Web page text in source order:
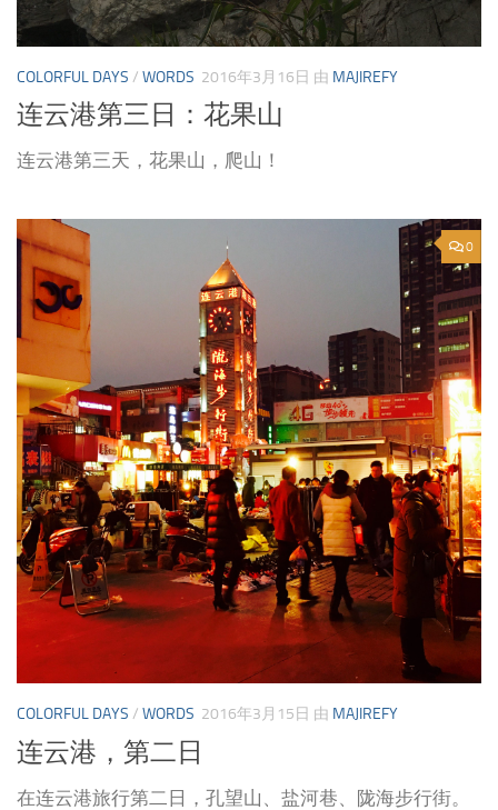
COLORFUL DAYS / WORDS 2016年3月16日 由 MAJIREFY
连云港第三日：花果山
连云港第三天，花果山，爬山！
0
COLORFUL DAYS / WORDS 2016年3月15日 由 MAJIREFY
连云港，第二日
在连云港旅行第二日，孔望山、盐河巷、陇海步行街。